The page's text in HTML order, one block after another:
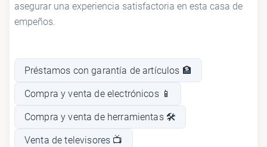
asegurar una experiencia satisfactoria en esta casa de
empeños.
Préstamos con garantía de artículos 🏦
Compra y venta de electrónicos 📱
Compra y venta de herramientas 🛠️
Venta de televisores 📺